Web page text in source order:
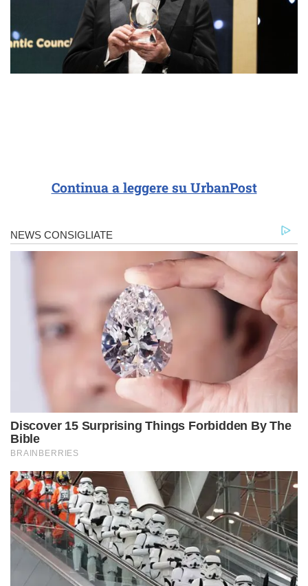
Continua a leggere su UrbanPost